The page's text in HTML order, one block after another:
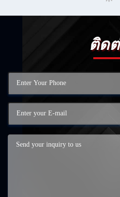
ติด